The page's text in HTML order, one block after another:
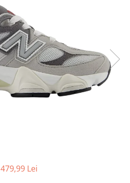
479,99 Lei